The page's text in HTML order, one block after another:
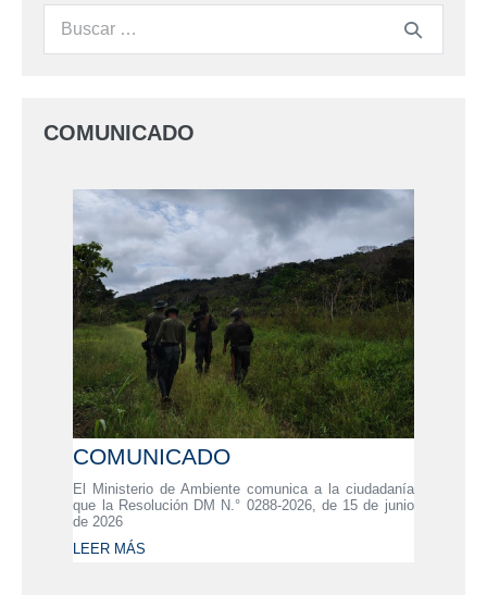
COMUNICADO
COMUNICADO
El Ministerio de Ambiente comunica a la ciudadanía
que la Resolución DM N.° 0288-2026, de 15 de junio
de 2026
LEER MÁS